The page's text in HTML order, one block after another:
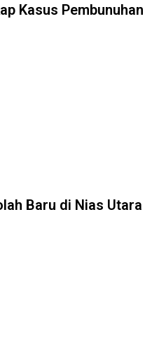
Kasus Pembunuhan
Baru di Nias Utara